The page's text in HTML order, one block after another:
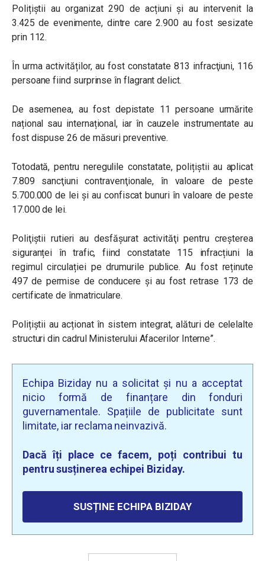
Polițiștii au organizat 290 de acțiuni și au intervenit la
3.425 de evenimente, dintre care 2.900 au fost sesizate
prin 112.
În urma activităților, au fost constatate 813 infracţiuni, 116
persoane fiind surprinse în flagrant delict.
De asemenea, au fost depistate 11 persoane urmărite
național sau internațional, iar în cauzele instrumentate au
fost dispuse 26 de măsuri preventive.
Totodată, pentru neregulile constatate, polițiștii au aplicat
7.809 sancţiuni contravenţionale, în valoare de peste
5.700.000 de lei şi au confiscat bunuri în valoare de peste
17.000 de lei.
Poliţiştii rutieri au desfăşurat activităţi pentru creșterea
siguranței în trafic, fiind constatate 115 infracțiuni la
regimul circulației pe drumurile publice. Au fost reținute
497 de permise de conducere și au fost retrase 173 de
certificate de înmatriculare.
Polițiștii au acționat în sistem integrat, alături de celelalte
structuri din cadrul Ministerului Afacerilor Interne”.
Echipa Biziday nu a solicitat și nu a acceptat
nicio formă de finanțare din fonduri
guvernamentale. Spațiile de publicitate sunt
limitate, iar reclama neinvazivă.
Dacă îți place ce facem, poți contribui tu
pentru susținerea echipei Biziday.
SUSȚINE ECHIPA BIZIDAY